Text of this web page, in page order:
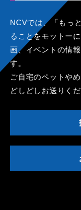
NCVでは、「もっ
ることをモットー
画、イベントの情
す。
ご自宅のペットや
どしどしお送りくだ